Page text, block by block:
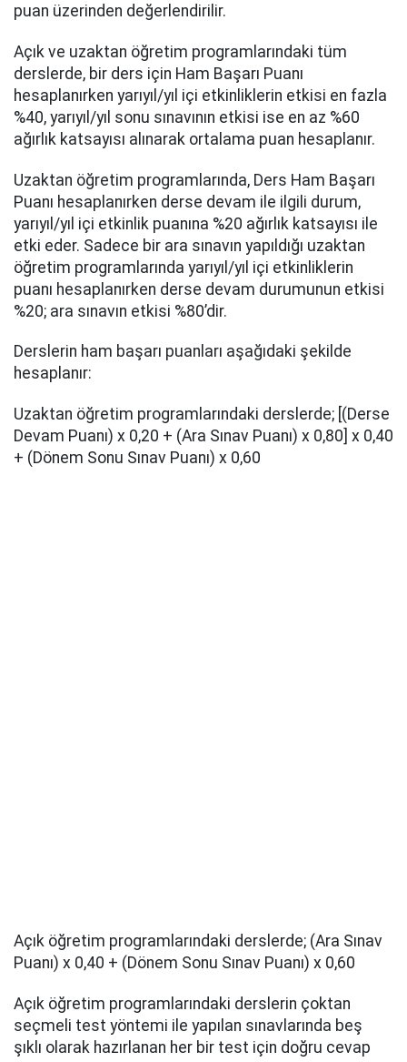
puan üzerinden değerlendirilir.
Açık ve uzaktan öğretim programlarındaki tüm
derslerde, bir ders için Ham Başarı Puanı
hesaplanırken yarıyıl/yıl içi etkinliklerin etkisi en fazla
%40, yarıyıl/yıl sonu sınavının etkisi ise en az %60
ağırlık katsayısı alınarak ortalama puan hesaplanır.
Uzaktan öğretim programlarında, Ders Ham Başarı
Puanı hesaplanırken derse devam ile ilgili durum,
yarıyıl/yıl içi etkinlik puanına %20 ağırlık katsayısı ile
etki eder. Sadece bir ara sınavın yapıldığı uzaktan
öğretim programlarında yarıyıl/yıl içi etkinliklerin
puanı hesaplanırken derse devam durumunun etkisi
%20; ara sınavın etkisi %80’dir.
Derslerin ham başarı puanları aşağıdaki şekilde
hesaplanır:
Uzaktan öğretim programlarındaki derslerde; [(Derse
Devam Puanı) x 0,20 + (Ara Sınav Puanı) x 0,80] x 0,40
+ (Dönem Sonu Sınav Puanı) x 0,60
Açık öğretim programlarındaki derslerde; (Ara Sınav
Puanı) x 0,40 + (Dönem Sonu Sınav Puanı) x 0,60
Açık öğretim programlarındaki derslerin çoktan
seçmeli test yöntemi ile yapılan sınavlarında beş
şıklı olarak hazırlanan her bir test için doğru cevap